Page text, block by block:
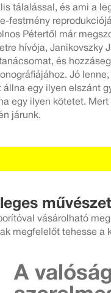
tálalással, és ami a
festmény
Pétertől már
hívója, Janikovszky
és
Jó
állna egy ilyen elszánt
egy ilyen kötetet. Mert
járunk.
vásárolható
megfelelőt tehesse a
A